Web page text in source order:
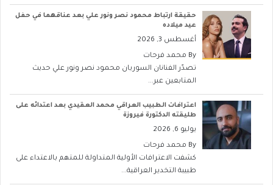
حقيقة ارتباط محمود نصر ونور علي بعد عناقهما في حفل
عيد ميلاده
أغسطس 3, 2026
By محمد فرحات
تصدّر الفنانان السوريان محمود نصر ونور علي حديث
المتابعين عبر...
اعترافات الطبيب العراقي محمد العقيدي بعد اعتدائه على
طليقته الدكتورة فيروزة
يوليو 6, 2026
By محمد فرحات
كشفت الاعترافات الأولية المتداولة للمتهم بالاعتداء على
طبيبة التخدير العراقية...